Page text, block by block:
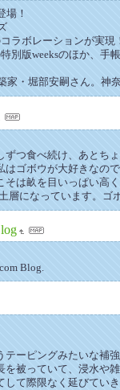
場！
ラボレーションが実
別版weeksのほか、手
家・堀部安嗣さん。神
ずつ食べ続け、あとち
ゴボウが大好きなの
は畝を目いっぱい高
層になっています。ゴ
Blog.
ーピングみたいな補
を被っていて、浸水や
して際限なく延びてい